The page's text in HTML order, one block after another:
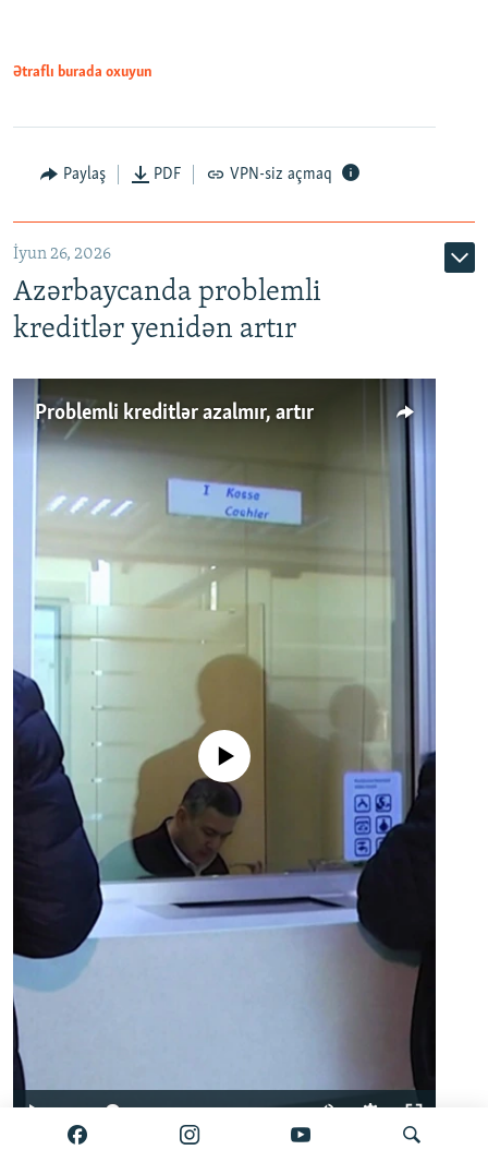
Auto 240p 360p 480p
720p 1080p
Ətraflı burada oxuyun
Paylaş PDF VPN-siz açmaq
İyun 26, 2026
Azərbaycanda problemli
kreditlər yenidən artır
Problemli kreditlər azalmır, artır
No media source currently available
0:00 2:34 Auto